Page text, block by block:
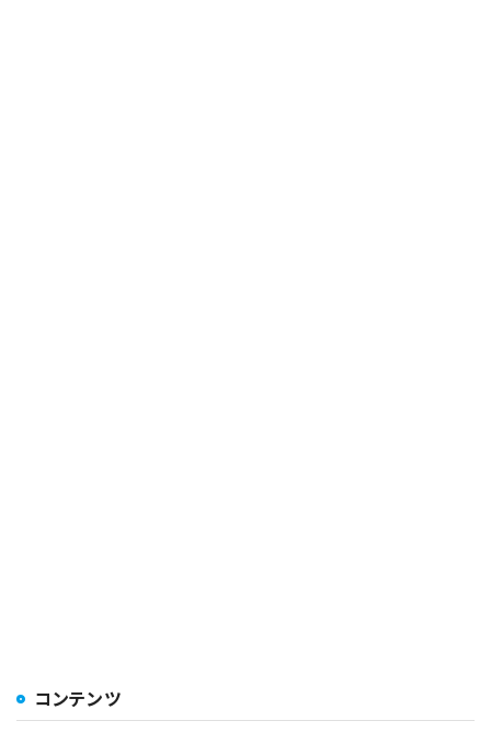
コンテンツ